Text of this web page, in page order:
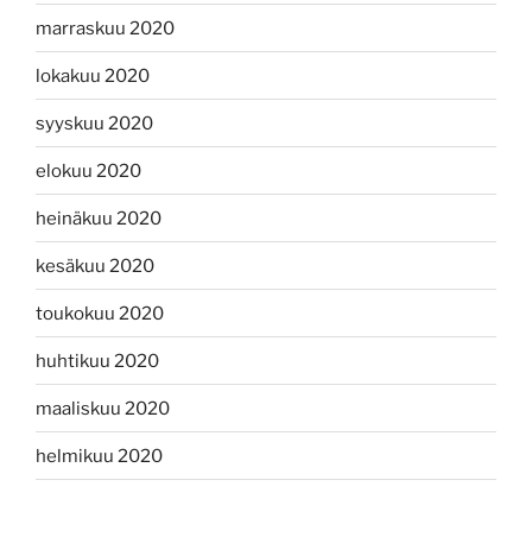
marraskuu 2020
lokakuu 2020
syyskuu 2020
elokuu 2020
heinäkuu 2020
kesäkuu 2020
toukokuu 2020
huhtikuu 2020
maaliskuu 2020
helmikuu 2020